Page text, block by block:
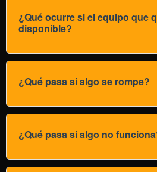
¿Qué ocurre si el equipo que
disponible?
¿Qué pasa si algo se rompe?
¿Qué pasa si algo no